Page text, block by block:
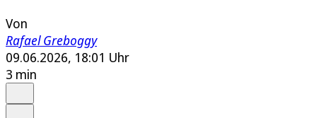
Von
Rafael Greboggy
09.06.2026, 18:01 Uhr
3 min